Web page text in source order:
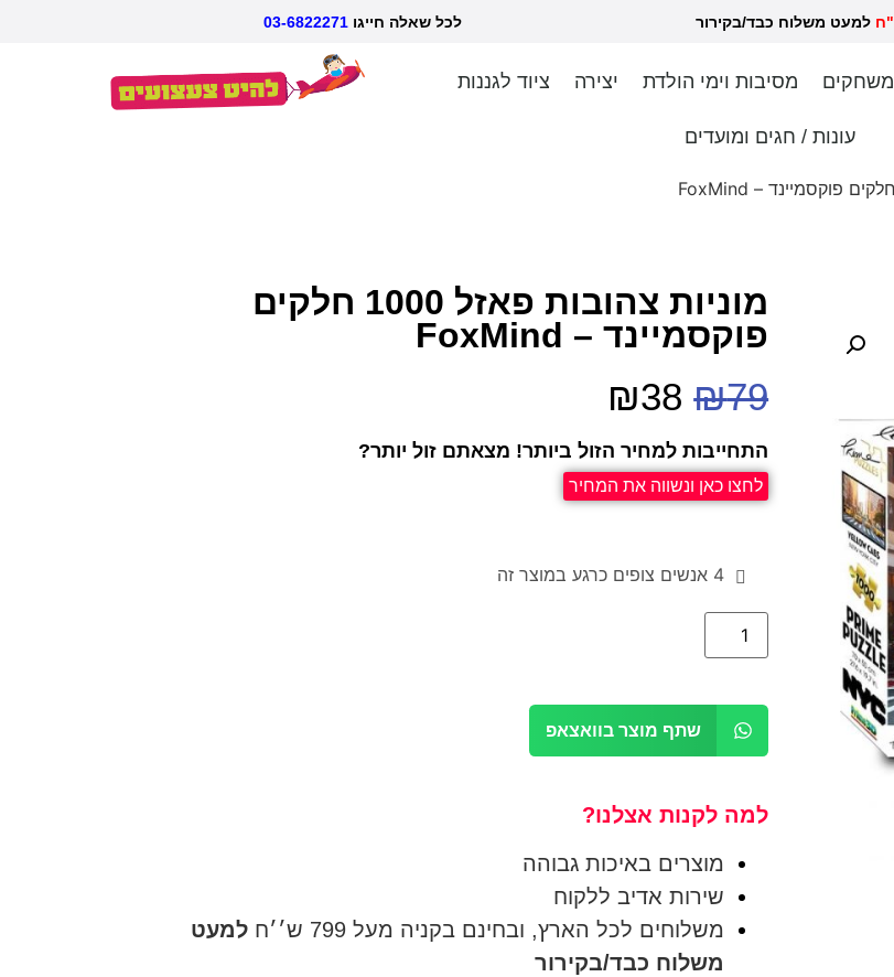
למעט משלוח כבד/בקירור לכל שאלה חייגו 03-6822271
משחקים מסיבות וימי הולדת יצירה ציוד לגננות
עונות / חגים ומועדים
מוניות צהובות פאזל 1000 חלקים
פוקסמיינד – FoxMind
₪79
₪38
התחייבות למחיר הזול ביותר! מצאתם זול יותר?
לחצו כאן ונשווה את המחיר
4 אנשים צופים כרגע במוצר זה
שתף מוצר בוואצאפ
למה לקנות אצלנו?
מוצרים באיכות גבוהה
שירות אדיב ללקוח
משלוחים לכל הארץ, ובחינם בקניה מעל 799 ש׳׳ח
למעט
משלוח כבד/בקירור